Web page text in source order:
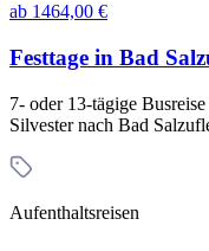
ab 1464,00 €
Festtage in Bad
7- oder 13-tägige
Silvester nach Bad
Aufenthaltsreisen